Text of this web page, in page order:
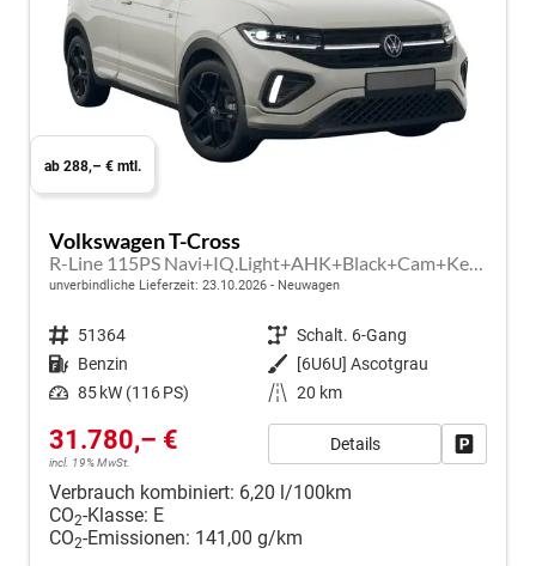
ab 288,– € mtl.
Volkswagen T-Cross
unverbindliche Lieferzeit: 23.10.2026 Neuwagen
Fahrzeugnr. 51364 Getriebe Schalt. 6-Gang
Kraftstoff Benzin Außenfarbe [6U6U] Ascotgrau
Leistung 85 kW (116 PS) Kilometerstand 20 km
31.780,– €
incl. 19% MwSt.
Details
Verbrauch kombiniert: 6,20 l/100km
CO2-Klasse: E
CO2-Emissionen: 141,00 g/km